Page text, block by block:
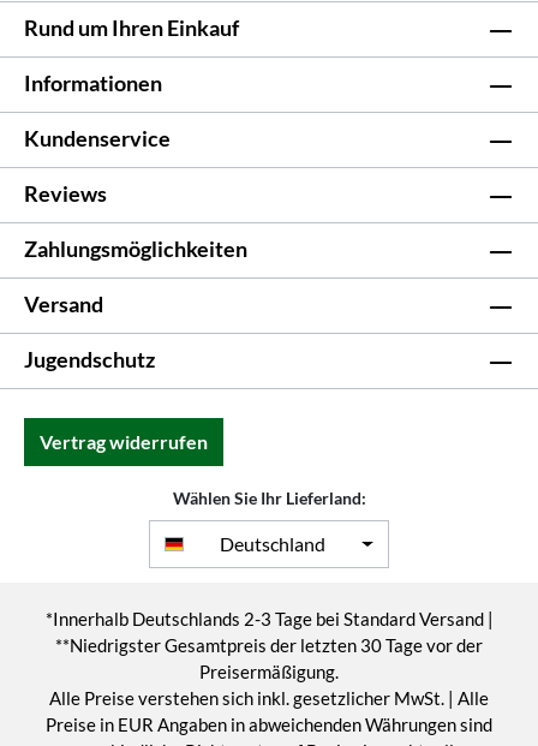
Rund um Ihren Einkauf
Informationen
Kundenservice
Reviews
Zahlungsmöglichkeiten
Versand
Jugendschutz
Vertrag widerrufen
Wählen Sie Ihr Lieferland:
Deutschland
*Innerhalb Deutschlands 2-3 Tage bei Standard Versand |
**Niedrigster Gesamtpreis der letzten 30 Tage vor der
Preisermäßigung.
Alle Preise verstehen sich inkl. gesetzlicher MwSt. | Alle
Preise in EUR Angaben in abweichenden Währungen sind